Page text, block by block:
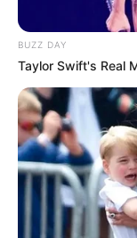
BUZZ DAY
Taylor Swift's Real